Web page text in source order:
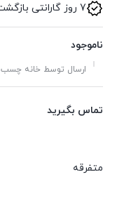
7 روز گارانتی بازگشت وجه
ناموجود
ارسال توسط خانه چسب
تماس بگیرید
متفرقه